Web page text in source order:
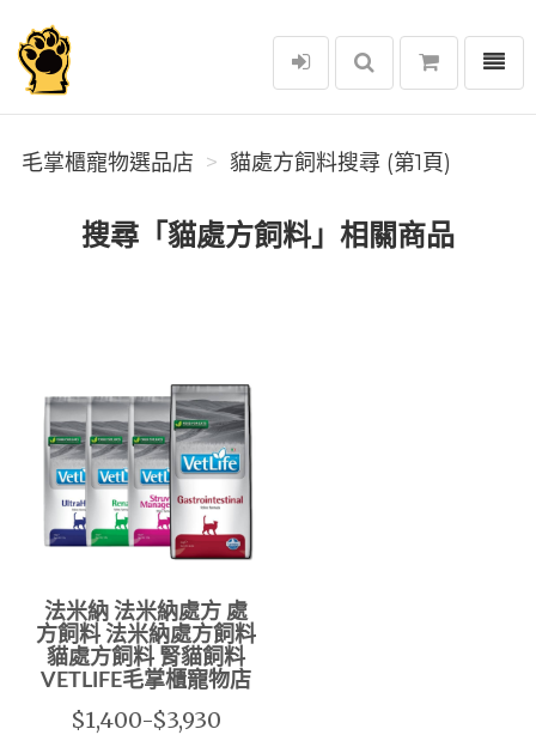
毛掌櫃寵物選品店
選單
毛掌櫃寵物選品店 貓處方飼料搜尋 (第1頁)
搜尋「貓處方飼料」相關商品
法米納 法米納處方 處
方飼料 法米納處方飼料
貓處方飼料 腎貓飼料
VETLIFE毛掌櫃寵物店
$1,400-$3,930